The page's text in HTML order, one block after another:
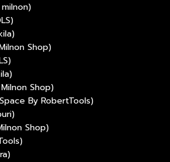
Shop)
Shop)
By RobertTools)
Shop)